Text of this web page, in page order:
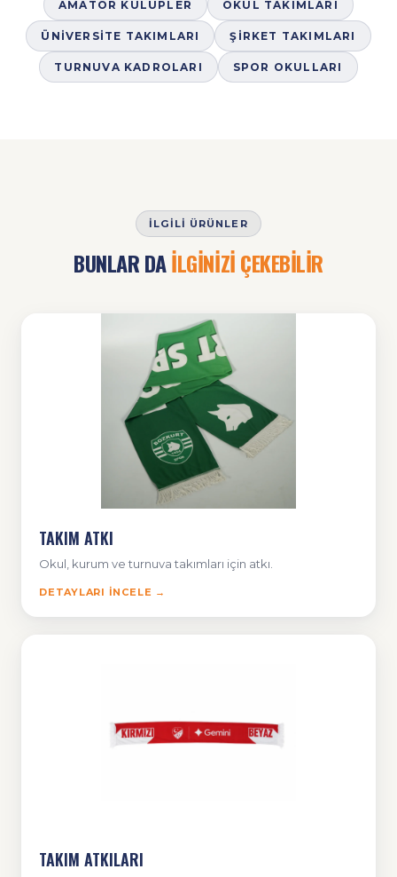
AMATÖR KULÜPLER OKUL TAKIMLARI
ÜNIVERSITE TAKIMLARI ŞIRKET TAKIMLARI
TURNUVA KADROLARI SPOR OKULLARI
İLGILI ÜRÜNLER
BUNLAR DAİLGİNİZİ ÇEKEBİLİR
TAKIM ATKI
Okul, kurum ve turnuva takımları için atkı.
DETAYLARI İNCELE →
TAKIM ATKILARI